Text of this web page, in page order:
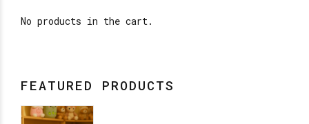
No products in the cart.
FEATURED PRODUCTS